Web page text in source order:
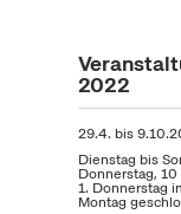
2022
29.4. bis
Dienstag bis
Donnerstag,
1. Donnerstag
Montag